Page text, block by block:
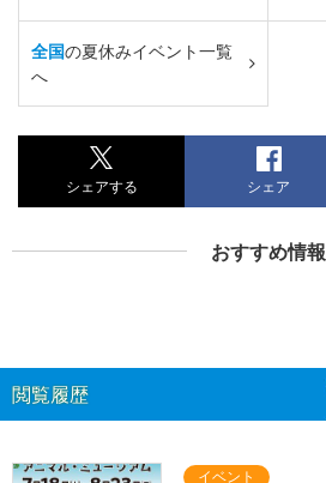
全国の夏休みイベント一覧
へ
シェアする シェア
おすすめ情報
閲覧履歴